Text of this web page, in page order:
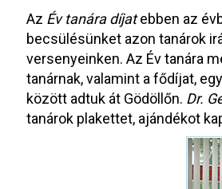
Az Év tanára díjatebben az
becsülésünket azon tanárok
versenyeinken. Az Év tanára
tanárnak, valamint a fődíjat,
között adtuk át Gödöllőn. Dr.
tanárok plakettet, ajándékot